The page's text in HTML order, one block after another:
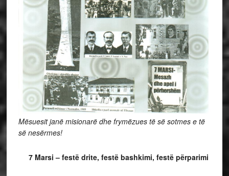
Mësuesit janë misionarë dhe frymëzues të së sotmes e të
së nesërmes!
7 Marsi – festë drite, festë bashkimi, festë përparimi